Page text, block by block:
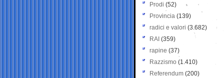
Prodi (52)
Provincia (139)
radici e valori (3.682)
RAI (359)
rapine (37)
Razzismo (1.410)
Referendum (200)